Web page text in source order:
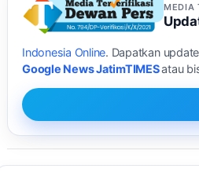
MEDIA
Indonesia Online. Dapatkan
Google News JatimTIMESatau